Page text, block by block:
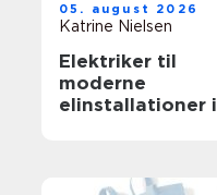
05. august 2026
Katrine Nielsen
Elektriker til
moderne
elinstallationer i